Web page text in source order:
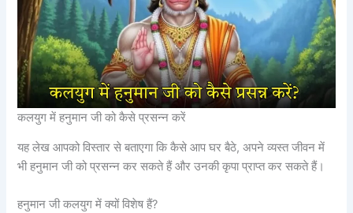
कलयुग में हनुमान जी को कैसे प्रसन्न करें
यह लेख आपको विस्तार से बताएगा कि कैसे आप घर बैठे, अपने व्यस्त जीवन में
भी हनुमान जी को प्रसन्न कर सकते हैं और उनकी कृपा प्राप्त कर सकते हैं।
हनुमान जी कलयुग में क्यों विशेष हैं?